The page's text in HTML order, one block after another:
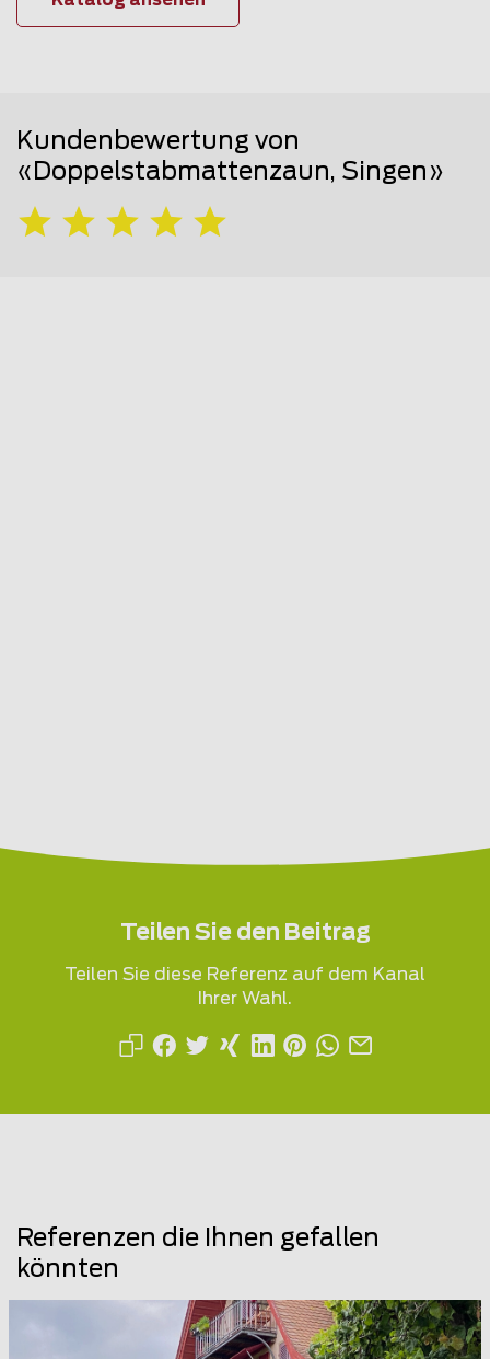
Kundenbewertung von
«Doppelstabmattenzaun, Singen»
Teilen Sie den Beitrag
Teilen Sie diese Referenz auf dem Kanal
Ihrer Wahl.
Referenzen die Ihnen gefallen
könnten